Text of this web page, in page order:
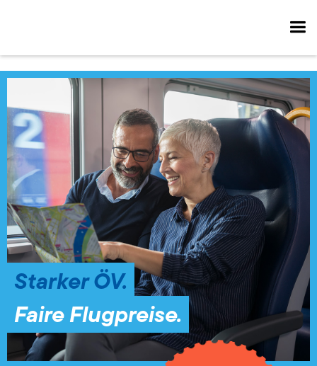
Starker ÖV.
Faire Flugpreise.